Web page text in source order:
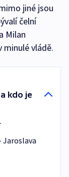
jiné jsou
čelní
Milan
minulé vládě.
kdo je
Jaroslava